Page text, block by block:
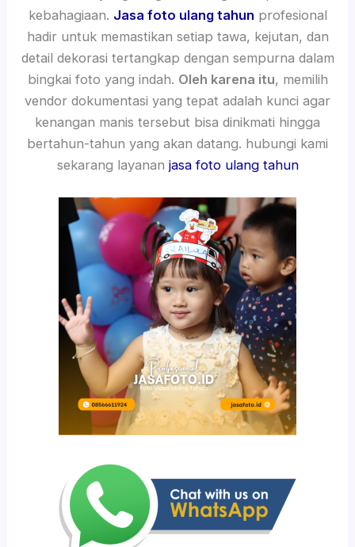
kebahagiaan. Jasa foto ulang tahun profesional
hadir untuk memastikan setiap tawa, kejutan, dan
detail dekorasi tertangkap dengan sempurna dalam
bingkai foto yang indah. Oleh karena itu, memilih
vendor dokumentasi yang tepat adalah kunci agar
kenangan manis tersebut bisa dinikmati hingga
bertahun-tahun yang akan datang. hubungi kami
sekarang layanan jasa foto ulang tahun